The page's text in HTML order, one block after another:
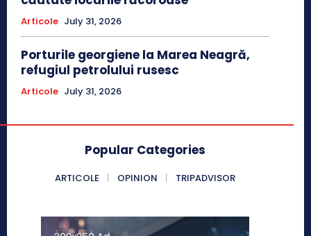
Articole July 31, 2026
Porturile georgiene la Marea Neagră,
refugiul petrolului rusesc
Articole July 31, 2026
Popular Categories
ARTICOLE OPINION TRIPADVISOR